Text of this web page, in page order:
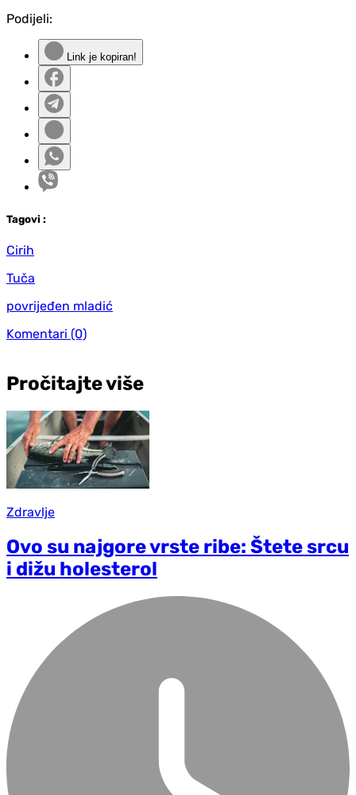
Podijeli:
Link je kopiran!
Tagovi :
Cirih
Tuča
povrijeđen mladić
Komentari (0)
Pročitajte više
Zdravlje
Ovo su najgore vrste ribe: Štete srcu
i dižu holesterol